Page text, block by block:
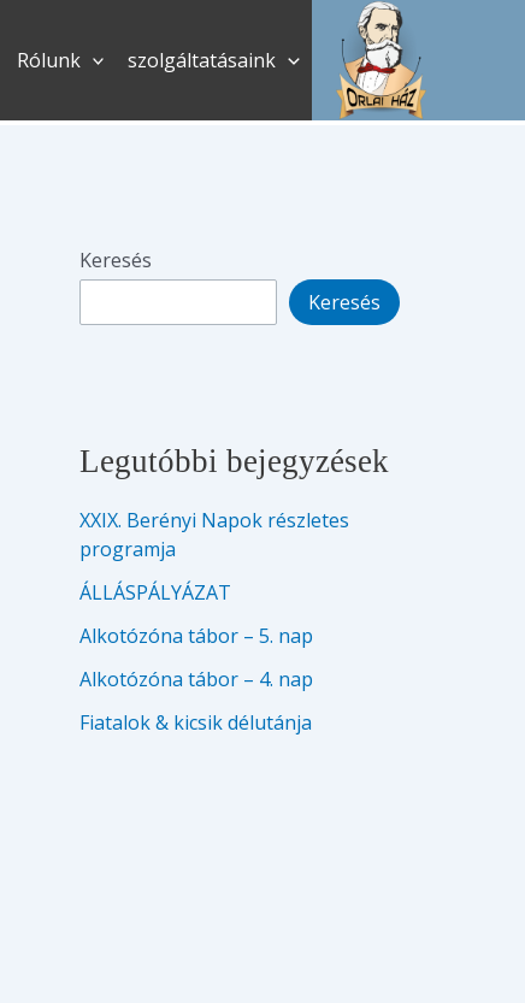
Rólunk szolgáltatásaink
Keresés
Keresés
Legutóbbi bejegyzések
XXIX. Berényi Napok részletes
programja
ÁLLÁSPÁLYÁZAT
Alkotózóna tábor – 5. nap
Alkotózóna tábor – 4. nap
Fiatalok & kicsik délutánja